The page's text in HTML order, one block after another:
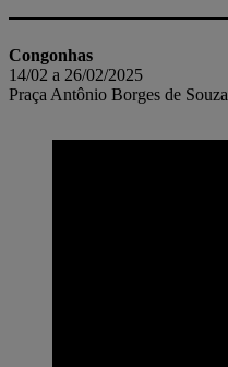
Congonhas
14/02 a 26/02/2025
Praça Antônio Borges de Souza